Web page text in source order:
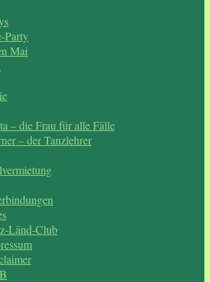
Party
Mai
– die Frau für alle Fälle
– der Tanzlehrer
Länd-Club